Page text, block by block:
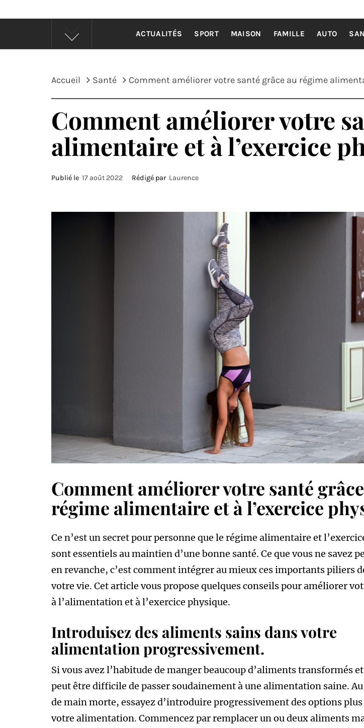
CONSEILSAstuces, conseils et
ACTUALITÉS SPORT MAISON FAMILLE AUTO
Accueil Santé Comment améliorer votre santé grâce au régime
Comment améliorer votre
alimentaire et à l’exercice
Publié le 17 août 2022 Rédigé par Laurence
Comment améliorer votre santé
régime alimentaire et à l’exercice
Ce n’est un secret pour personne que le régime alimentaire et
sont essentiels au maintien d’une bonne santé. Ce que vous ne savez
en revanche, c’est comment intégrer au mieux ces importants piliers
votre vie. Cet article vous propose quelques conseils pour améliorer
à l’alimentation et à l’exercice physique.
Introduisez des aliments sains dans votre
alimentation progressivement.
Si vous avez l’habitude de manger beaucoup d’aliments transformés
peut être difficile de passer soudainement à une alimentation saine.
de main morte, essayez d’introduire progressivement des options plus
votre alimentation. Commencez par remplacer un ou deux aliments